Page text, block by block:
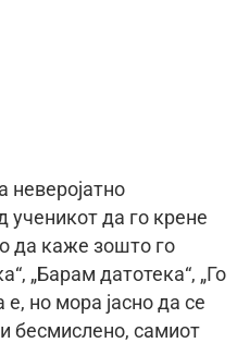
неверојатно
ученикот да го крене
да каже зошто го
„Барам датотека“, „Го
но мора јасно да се
бесмислено, самиот